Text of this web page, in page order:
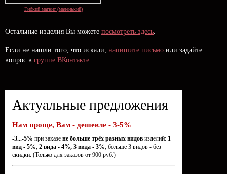
Гибкий магнит (маленький)
Остальные изделия Вы можете посмотреть здесь.
Если не нашли того, что искали, напишите письмо или задайте
вопрос в группе ВКонтакте.
Актуальные предложения
Нам проще, Вам - дешевле - 3-5%
-3...-5% при заказе не больше трёх разных видов изделий: 1
вид - 5%, 2 вида - 4%, 3 вида - 3%, больше 3 видов - без
скидки. (Только для заказов от 900 руб.)